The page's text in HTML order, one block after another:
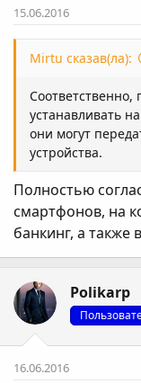
15.06.2016
Mirtu сказав(ла):
устанавливать
они могут
устройства.
Полностью
смартфонов, на
банкинг, а также
Polikarp
16.06.2016